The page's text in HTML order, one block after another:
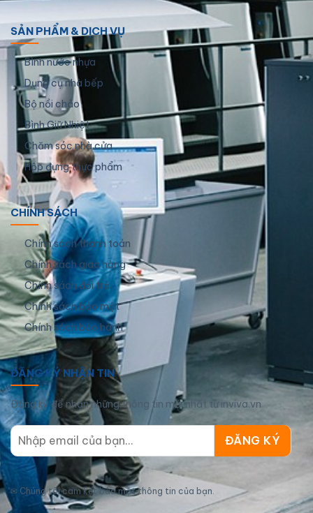
SẢN PHẨM & DỊCH VỤ
Bình nước nhựa
Dụng cụ nhà bếp
Bộ nồi chảo
Bình Giữ Nhiệt
Chăm sóc nhà cửa
Hộp đựng thực phẩm
CHÍNH SÁCH
Chính sách thanh toán
Chính sách giao hàng
Chính sách đổi trả
Chính sách bảo mật
Chính sách bảo hành
ĐĂNG KÝ NHẬN TIN
Đăng ký để nhận những thông tin mới nhất từ inviva.vn
✉ Chúng tôi cam kết bảo mật thông tin của bạn.